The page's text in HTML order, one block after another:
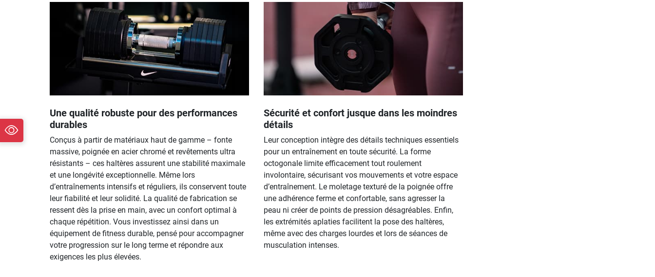
Une qualité robuste pour des performances
durables
Conçus à partir de matériaux haut de gamme – fonte
massive, poignée en acier chromé et revêtements ultra
résistants – ces haltères assurent une stabilité maximale
et une longévité exceptionnelle. Même lors
d’entraînements intensifs et réguliers, ils conservent toute
leur fiabilité et leur solidité. La qualité de fabrication se
ressent dès la prise en main, avec un confort optimal à
chaque répétition. Vous investissez ainsi dans un
équipement de fitness durable, pensé pour accompagner
votre progression sur le long terme et répondre aux
exigences les plus élevées.
Sécurité et confort jusque dans les moindres
détails
Leur conception intègre des détails techniques essentiels
pour un entraînement en toute sécurité. La forme
octogonale limite efficacement tout roulement
involontaire, sécurisant vos mouvements et votre espace
d’entraînement. Le moletage texturé de la poignée offre
une adhérence ferme et confortable, sans agresser la
peau ni créer de points de pression désagréables. Enfin,
les extrémités aplaties facilitent la pose des haltères,
même avec des charges lourdes et lors de séances de
musculation intenses.